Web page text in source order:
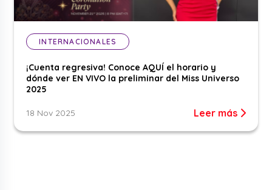
INTERNACIONALES
¡Cuenta regresiva! Conoce AQUÍ el horario y
dónde ver EN VIVO la preliminar del Miss Universo
2025
18 Nov 2025 Leer más